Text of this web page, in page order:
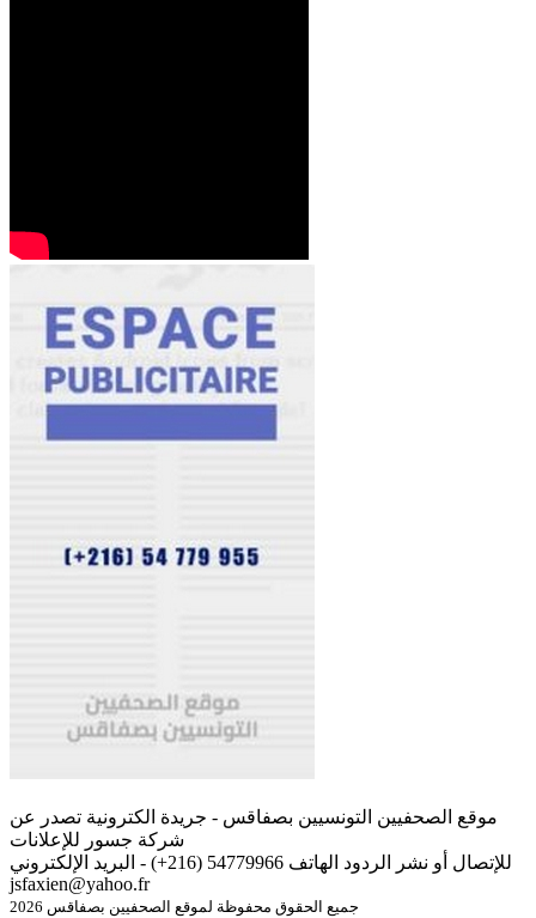
موقع الصحفيين التونسيين بصفاقس - جريدة الكترونية تصدر عن
شركة جسور للإعلانات
للإتصال أو نشر الردود الهاتف 54779966 (216+) - البريد الإلكتروني
jsfaxien@yahoo.fr
جميع الحقوق محفوظة لموقع الصحفيين بصفاقس 2026